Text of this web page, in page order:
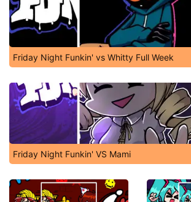
Friday Night Funkin' vs Whitty Full Week
Friday Night Funkin' VS Mami